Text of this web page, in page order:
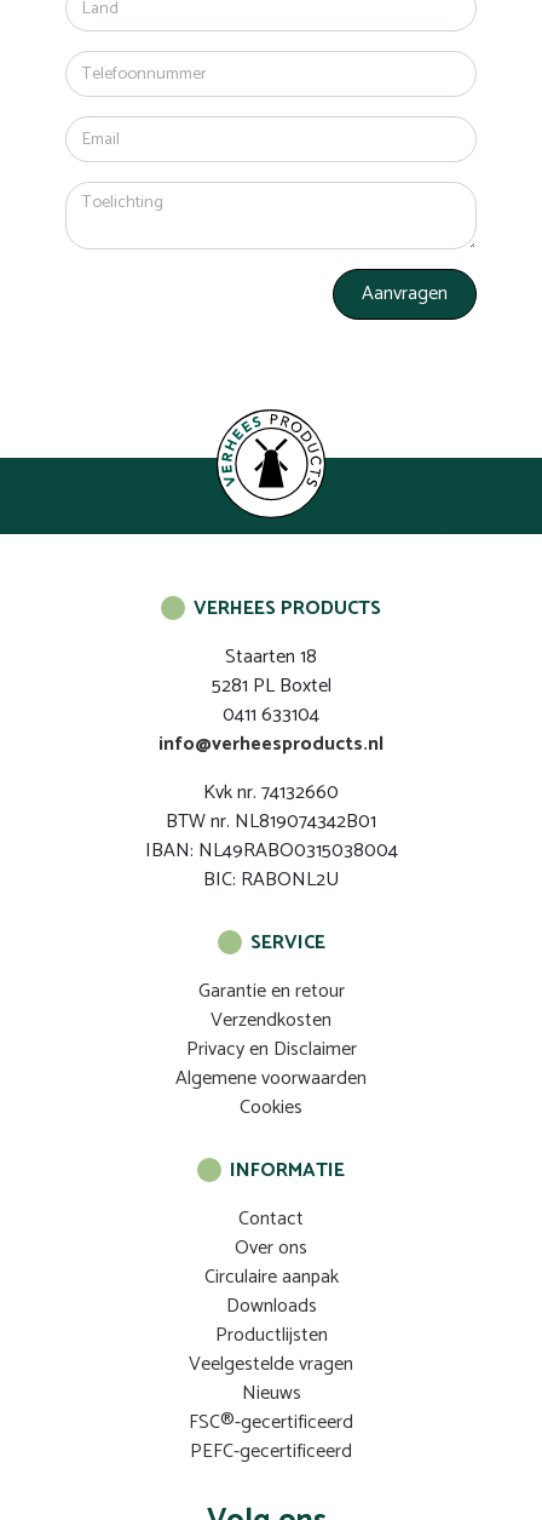
Aanvragen
VERHEES PRODUCTS
Staarten 18
5281 PL Boxtel
0411 633104
info@verheesproducts.nl
Kvk nr. 74132660
BTW nr. NL819074342B01
IBAN: NL49RABO0315038004
BIC: RABONL2U
SERVICE
Garantie en retour
Verzendkosten
Privacy en Disclaimer
Algemene voorwaarden
Cookies
INFORMATIE
Contact
Over ons
Circulaire aanpak
Downloads
Productlijsten
Veelgestelde vragen
Nieuws
FSC®-gecertificeerd
PEFC-gecertificeerd